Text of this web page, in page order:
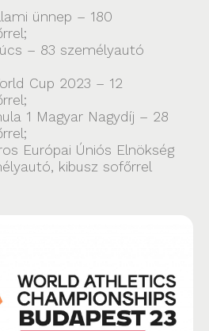
ünnep – 180
– 83 személyautó
Cup 2023 – 12
1 Magyar Nagydíj – 28
Európai Úniós Elnökség
kibusz sofőrrel